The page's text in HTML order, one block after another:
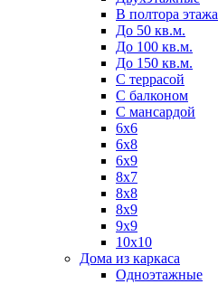
В полтора этажа
До 50 кв.м.
До 100 кв.м.
До 150 кв.м.
С террасой
С балконом
C мансардой
6x6
6x8
6x9
8х7
8x8
8х9
9x9
10x10
Дома из каркаса
Одноэтажные